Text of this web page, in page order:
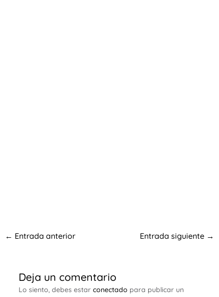
← Entrada anterior Entrada siguiente →
Deja un comentario
Lo siento, debes estar conectado para publicar un